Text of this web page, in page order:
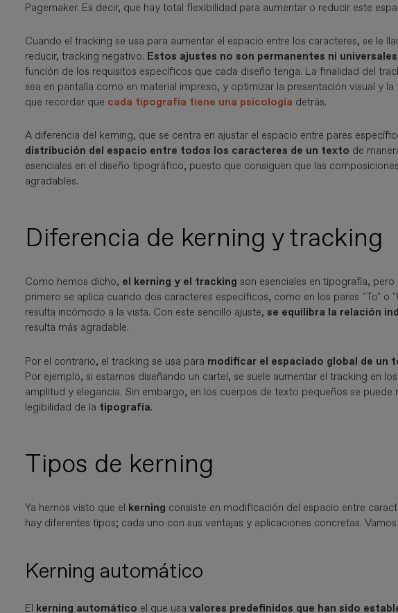
Pagemaker. Es decir, que hay total flexibilidad para aumentar o reducir este
Cuando el tracking se usa para aumentar el espacio entre los caracteres, se le
reducir, tracking negativo. Estos ajustes no son permanentes ni
función de los requisitos específicos que cada diseño tenga. La finalidad del
sea en pantalla como en material impreso, y optimizar la presentación visual y
que recordar que cada tipografía tiene una psicología detrás.
A diferencia del kerning, que se centra en ajustar el espacio entre pares
distribución del espacio entre todos los caracteres de un texto de
esenciales en el diseño tipográfico, puesto que consiguen que las
agradables.
Diferencia de kerning y tracking
Como hemos dicho, el kerning y el trackingson esenciales en tipografía,
primero se aplica cuando dos caracteres específicos, como en los pares "To" o
resulta incómodo a la vista. Con este sencillo ajuste,se equilibra la relación
resulta más agradable.
Por el contrario, el tracking se usa para modificar el espaciado global de un
Por ejemplo, si estamos diseñando un cartel, se suele aumentar el tracking en
amplitud y elegancia. Sin embargo, en los cuerpos de texto pequeños se puede
legibilidad de la tipografía.
Tipos de kerning
Ya hemos visto que el kerning consiste en modificación del espacio entre
hay diferentes tipos; cada uno con sus ventajas y aplicaciones concretas.
Kerning automático
El kerning automático el que usavalores predefinidos que han sido